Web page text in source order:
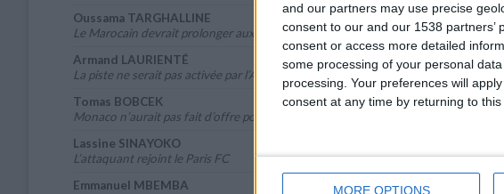
and our partners may use precise
consent to our and our 1538
consent or access more detailed
some processing of your personal
processing. Your preferences will
consent at any time by returning to
MORE OPTIONS
Oussama TARGHALLINE
Le Marocain devrait prolonger aux Pays-Bas
Feyenoord
Armand LAURIENTÉ
La piste ne serait pas activée par l’ASM
Tomas BOBCEK
Monaco n’aurait pas fait d’offre pour l’attaquant slovaque
Lechia
Lassine SINAYOKO
L’attaquant rejoint le Paris FC
Emmanuel MBEMBA